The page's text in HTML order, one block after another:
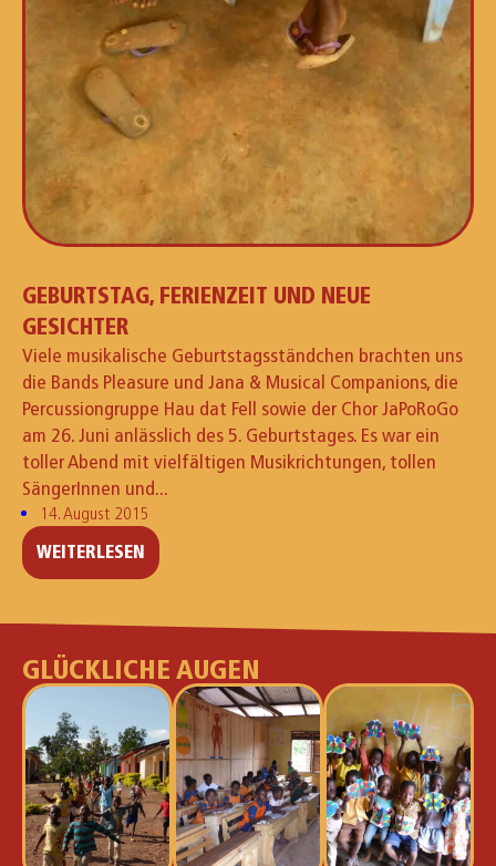
GEBURTSTAG, FERIENZEIT UND NEUE
GESICHTER
Viele musikalische Geburtstagsständchen brachten uns
die Bands Pleasure und Jana & Musical Companions, die
Percussiongruppe Hau dat Fell sowie der Chor JaPoRoGo
am 26. Juni anlässlich des 5. Geburtstages. Es war ein
toller Abend mit vielfältigen Musikrichtungen, tollen
SängerInnen und...
14. August 2015
WEITERLESEN
GLÜCKLICHE AUGEN